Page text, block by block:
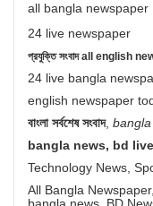
all bangla newspaper
24 live newspaper
প্রযুক্তি সংবাদ all english
24 live bangla
english newspaper
বাংলা সর্বশেষ সংবাদ,
bangla news, bd
Technology News,
All Bangla